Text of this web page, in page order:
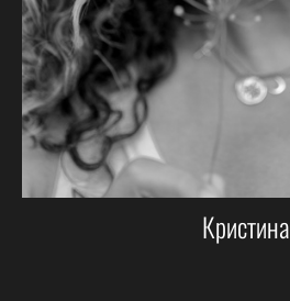
Кристина